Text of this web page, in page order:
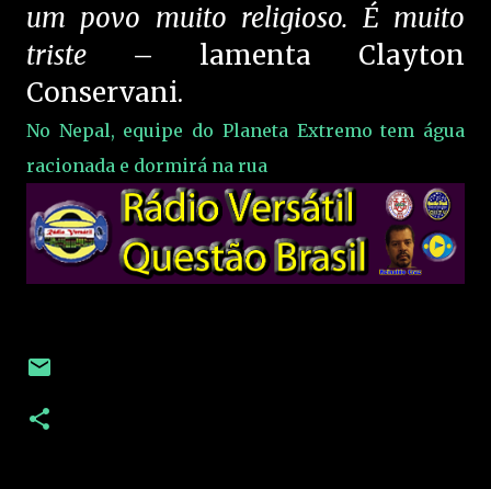
um povo muito religioso. É muito
triste – lamenta Clayton
Conservani.
No Nepal, equipe do Planeta Extremo tem água
racionada e dormirá na rua